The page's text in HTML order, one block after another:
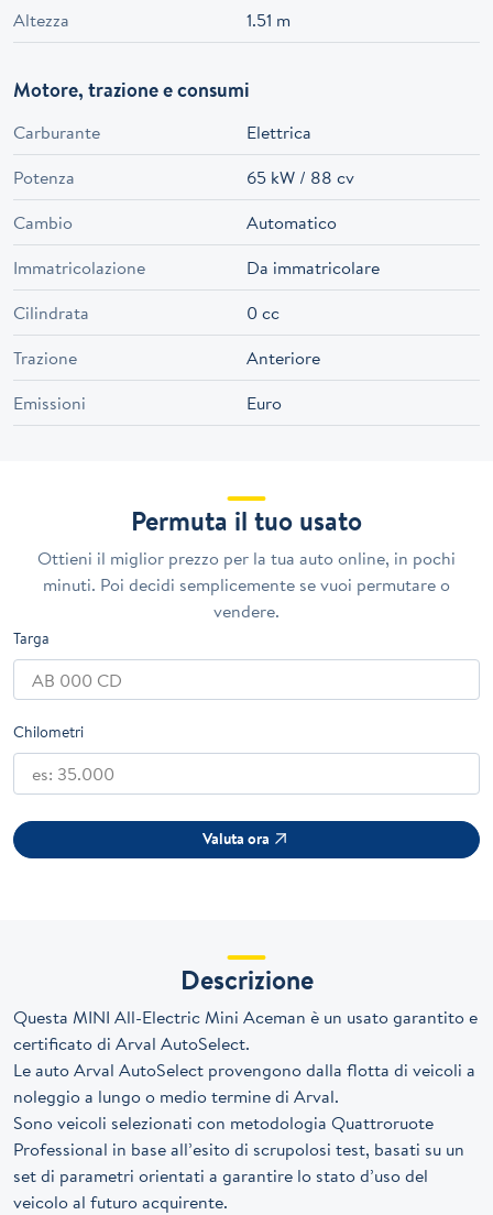
Altezza 1.51 m
Motore, trazione e consumi
Carburante
Elettrica
Potenza
65 kW / 88 cv
Cambio
Automatico
Immatricolazione
Da immatricolare
Cilindrata
0 cc
Trazione
Anteriore
Emissioni
Euro
Permuta il tuo usato
Ottieni il miglior prezzo per la tua auto online, in pochi
minuti. Poi decidi semplicemente se vuoi permutare o
vendere.
Targa
Chilometri
Valuta ora
Descrizione
Questa MINI All-Electric Mini Aceman è un usato garantito e
certificato di Arval AutoSelect.
Le auto Arval AutoSelect provengono dalla flotta di veicoli a
noleggio a lungo o medio termine di Arval.
Sono veicoli selezionati con metodologia Quattroruote
Professional in base all’esito di scrupolosi test, basati su un
set di parametri orientati a garantire lo stato d’uso del
veicolo al futuro acquirente.